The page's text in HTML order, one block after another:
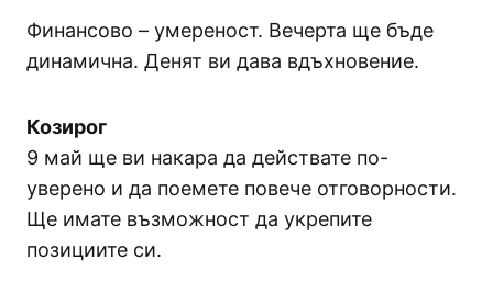
Финансово – умереност. Вечерта ще бъде
динамична. Денят ви дава вдъхновение.
Козирог
9 май ще ви накара да действате по-
уверено и да поемете повече отговорности.
Ще имате възможност да укрепите
позициите си.